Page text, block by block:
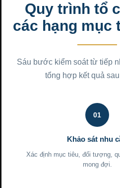
Quy trình tổ
các hạng mục
Sáu bước kiểm soát từ tiếp
tổng hợp kết quả
01
Khảo sát nhu
Xác định mục tiêu, đối tượng,
mong đợi.